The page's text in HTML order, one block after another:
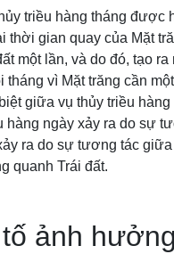
triều hàng tháng
thời gian quay của Mặt
một lần, và do đó, tạo
tháng vì Mặt trăng cần
giữa vụ thủy triều
hàng ngày xảy ra do sự
ra do sự tương tác
quanh Trái đất.
ảnh